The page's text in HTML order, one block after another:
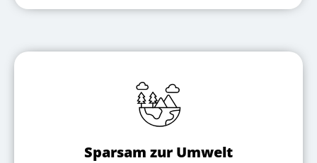
Sparsam zur Umwelt